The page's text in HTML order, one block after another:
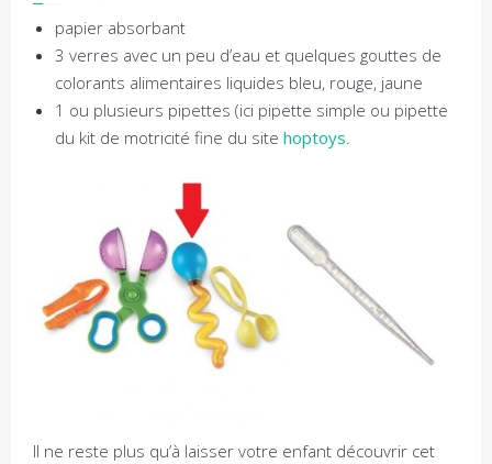
papier absorbant
3 verres avec un peu d’eau et quelques gouttes de
colorants alimentaires liquides bleu, rouge, jaune
1 ou plusieurs pipettes (ici pipette simple ou pipette
du kit de motricité fine du site hoptoys.
Il ne reste plus qu’à laisser votre enfant découvrir cet